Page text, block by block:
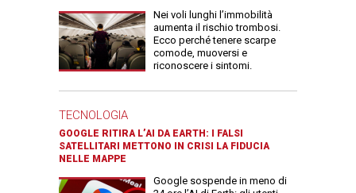
Nei voli lunghi l’immobilità
aumenta il rischio trombosi.
Ecco perché tenere scarpe
comode, muoversi e
riconoscere i sintomi.
TECNOLOGIA
GOOGLE RITIRA L’AI DA EARTH: I FALSI
SATELLITARI METTONO IN CRISI LA FIDUCIA
NELLE MAPPE
Google sospende in meno di